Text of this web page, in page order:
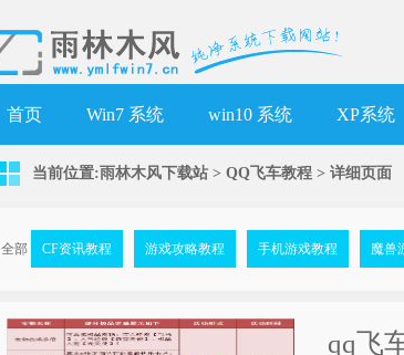
首页 Win7 系统 win10 系统 XP系统
当前位置:雨林木风下载站 > QQ飞车教程 > 详细页面
全部 CF资讯教程 游戏攻略教程 手机游戏教程 魔兽
qq飞